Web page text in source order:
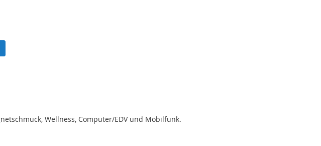
Wellness, Computer/EDV und Mobilfunk.